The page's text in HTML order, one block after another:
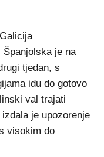
je na
tjedan, s
idu do gotovo
val trajati
je upozorenje
visokim do